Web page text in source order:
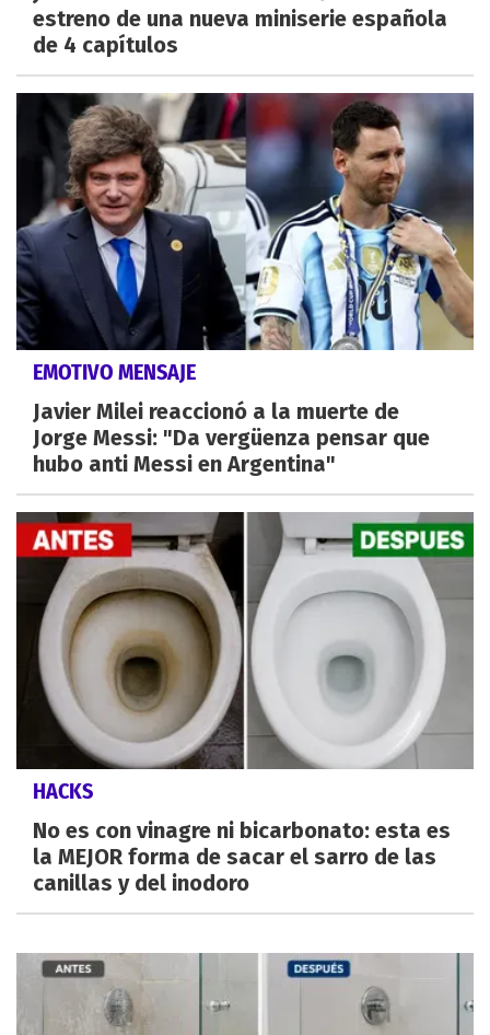
estreno de una nueva miniserie española
de 4 capítulos
EMOTIVO MENSAJE
Javier Milei reaccionó a la muerte de
Jorge Messi: "Da vergüenza pensar que
hubo anti Messi en Argentina"
HACKS
No es con vinagre ni bicarbonato: esta es
la MEJOR forma de sacar el sarro de las
canillas y del inodoro